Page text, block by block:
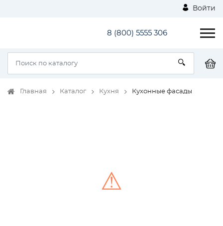
Войти
8 (800) 5555 306
Главная Каталог Кухня Кухонные фасады
⚠